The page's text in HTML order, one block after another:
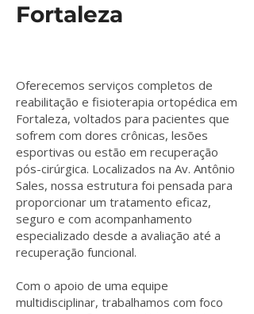
Fortaleza
Oferecemos serviços completos de
reabilitação e fisioterapia ortopédica em
Fortaleza, voltados para pacientes que
sofrem com dores crônicas, lesões
esportivas ou estão em recuperação
pós-cirúrgica. Localizados na Av. Antônio
Sales, nossa estrutura foi pensada para
proporcionar um tratamento eficaz,
seguro e com acompanhamento
especializado desde a avaliação até a
recuperação funcional.
Com o apoio de uma equipe
multidisciplinar, trabalhamos com foco